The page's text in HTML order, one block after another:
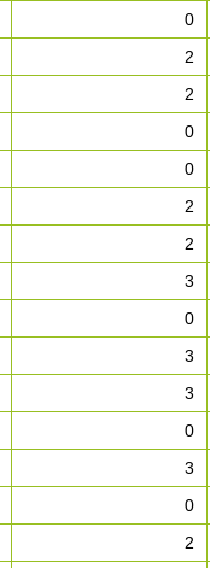
0
2
2
0
0
2
2
3
0
3
3
0
3
0
2